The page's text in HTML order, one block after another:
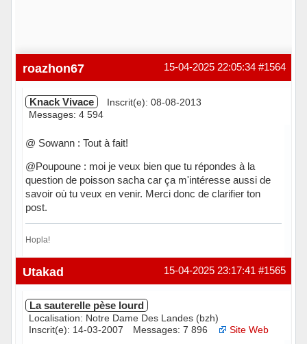
#1564
15-04-2025 22:05:34
roazhon67
Knack Vivace
Inscrit(e): 08-08-2013
Messages: 4 594
@ Sowann : Tout à fait!
@Poupoune : moi je veux bien que tu répondes à la
question de poisson sacha car ça m'intéresse aussi de
savoir où tu veux en venir. Merci donc de clarifier ton
post.
Hopla!
Hors ligne #1565
15-04-2025 23:17:41
Utakad
La sauterelle pèse lourd
Localisation: Notre Dame Des Landes (bzh)
Inscrit(e): 14-03-2007
Messages: 7 896 Site Web